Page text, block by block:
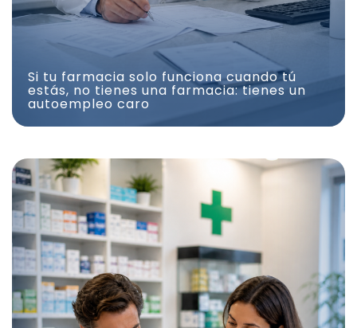
Si tu farmacia solo funciona cuando tú
estás, no tienes una farmacia: tienes un
autoempleo caro
Renta 2025 en farmacia: qué debe preparar el titular
para que su asesoría la revise bien